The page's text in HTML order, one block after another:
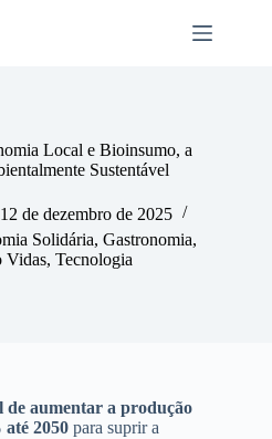
Local e Bioinsumo, a
Sustentável
12 de dezembro de 2025
Solidária, Gastronomia,
Vidas,Tecnologia
de aumentar a produção
até 2050 para suprir a